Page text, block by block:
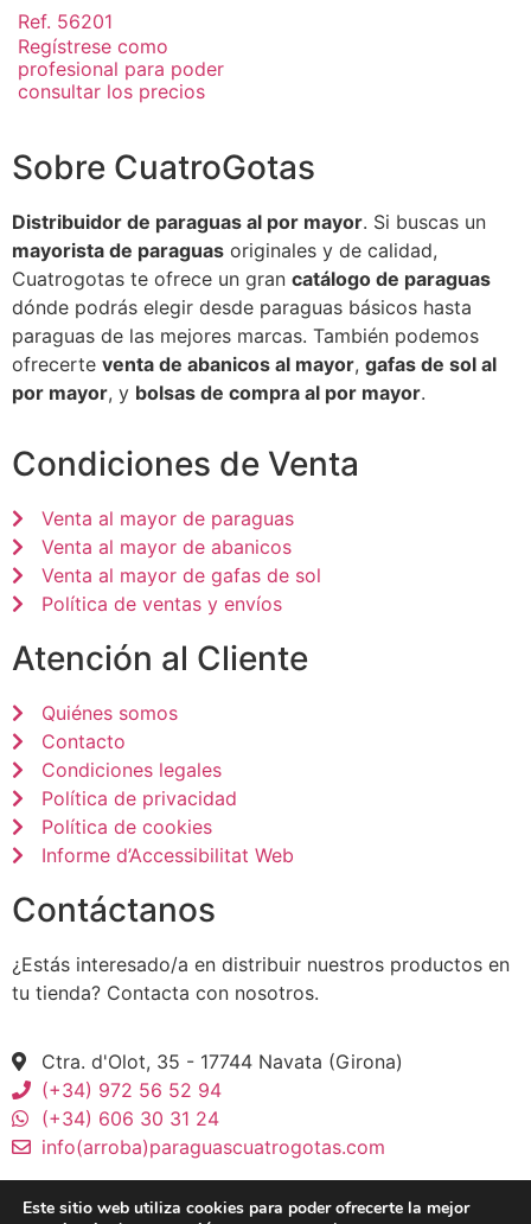
Ref. 56201
Regístrese como
profesional para poder
consultar los precios
Sobre CuatroGotas
Distribuidor de paraguas al por mayor. Si buscas un
mayorista de paraguas originales y de calidad,
Cuatrogotas te ofrece un gran catálogo de paraguas
dónde podrás elegir desde paraguas básicos hasta
paraguas de las mejores marcas. También podemos
ofrecerte venta de abanicos al mayor, gafas de sol al
por mayor, y bolsas de compra al por mayor.
Condiciones de Venta
Venta al mayor de paraguas
Venta al mayor de abanicos
Venta al mayor de gafas de sol
Política de ventas y envíos
Atención al Cliente
Quiénes somos
Contacto
Condiciones legales
Política de privacidad
Política de cookies
Informe d’Accessibilitat Web
Contáctanos
¿Estás interesado/a en distribuir nuestros productos en
tu tienda? Contacta con nosotros.
Ctra. d'Olot, 35 - 17744 Navata (Girona)
(+34) 972 56 52 94
(+34) 606 30 31 24
info(arroba)paraguascuatrogotas.com
Este sitio web utiliza cookies para poder ofrecerte la mejor